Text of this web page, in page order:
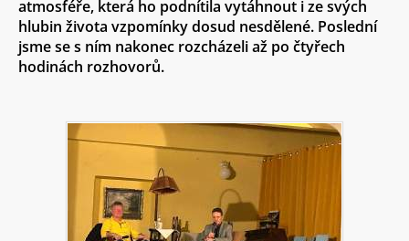
atmosféře, která ho podnítila vytáhnout i ze svých
hlubin života vzpomínky dosud nesdělené. Poslední
jsme se s ním nakonec rozcházeli až po čtyřech
hodinách rozhovorů.